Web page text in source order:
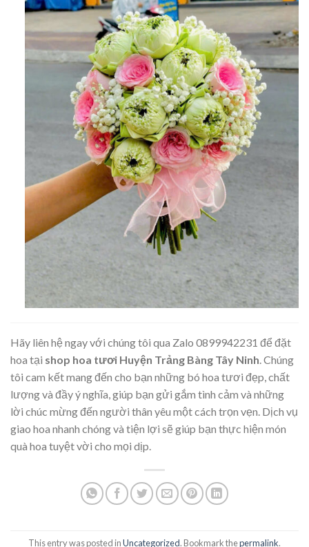
Hãy liên hệ ngay với chúng tôi qua Zalo 0899942231 để đặt
hoa tại shop hoa tươi Huyện Trảng Bàng Tây Ninh. Chúng
tôi cam kết mang đến cho bạn những bó hoa tươi đẹp, chất
lượng và đầy ý nghĩa, giúp bạn gửi gắm tình cảm và những
lời chúc mừng đến người thân yêu một cách trọn vẹn. Dịch vụ
giao hoa nhanh chóng và tiện lợi sẽ giúp bạn thực hiện món
quà hoa tuyệt vời cho mọi dịp.
This entry was posted inUncategorized. Bookmark thepermalink.